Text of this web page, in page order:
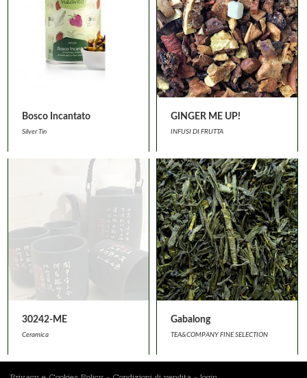
Bosco Incantato
Silver Tin
GINGER ME UP!
INFUSI DI FRUTTA
30242-ME
Ceramica
Gabalong
TEA&COMPANY FINE SELECTION